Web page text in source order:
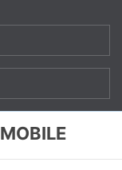
MOBILE